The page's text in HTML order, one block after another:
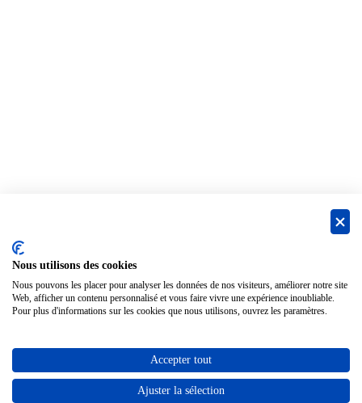
Nous utilisons des cookies
Nous pouvons les placer pour analyser les données de nos visiteurs, améliorer notre site
Web, afficher un contenu personnalisé et vous faire vivre une expérience inoubliable.
Pour plus d'informations sur les cookies que nous utilisons, ouvrez les paramètres.
Accepter tout
Ajuster la sélection